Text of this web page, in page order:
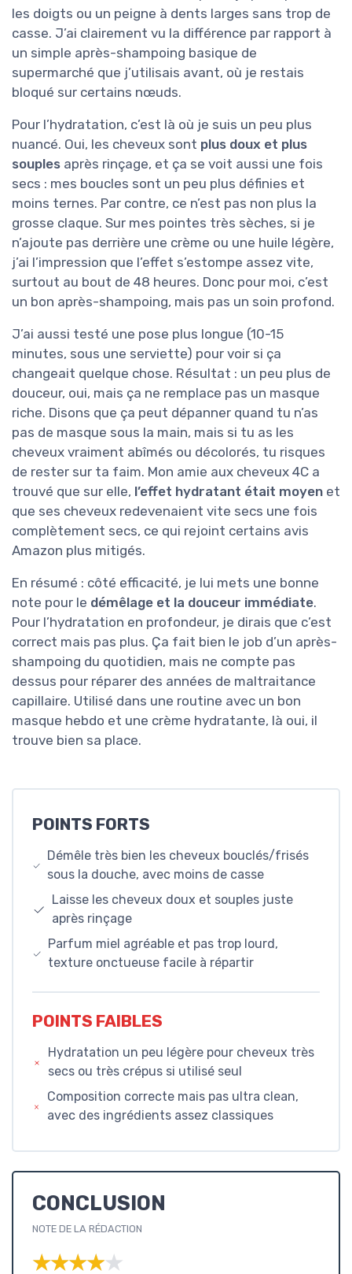
les doigts ou un peigne à dents larges sans trop de
casse. J’ai clairement vu la différence par rapport à
un simple après-shampoing basique de
supermarché que j’utilisais avant, où je restais
bloqué sur certains nœuds.
Pour l’hydratation, c’est là où je suis un peu plus
nuancé. Oui, les cheveux sont plus doux et plus
souples après rinçage, et ça se voit aussi une fois
secs : mes boucles sont un peu plus définies et
moins ternes. Par contre, ce n’est pas non plus la
grosse claque. Sur mes pointes très sèches, si je
n’ajoute pas derrière une crème ou une huile légère,
j’ai l’impression que l’effet s’estompe assez vite,
surtout au bout de 48 heures. Donc pour moi, c’est
un bon après-shampoing, mais pas un soin profond.
J’ai aussi testé une pose plus longue (10-15
minutes, sous une serviette) pour voir si ça
changeait quelque chose. Résultat : un peu plus de
douceur, oui, mais ça ne remplace pas un masque
riche. Disons que ça peut dépanner quand tu n’as
pas de masque sous la main, mais si tu as les
cheveux vraiment abîmés ou décolorés, tu risques
de rester sur ta faim. Mon amie aux cheveux 4C a
trouvé que sur elle, l’effet hydratant était moyen et
que ses cheveux redevenaient vite secs une fois
complètement secs, ce qui rejoint certains avis
Amazon plus mitigés.
En résumé : côté efficacité, je lui mets une bonne
note pour le démêlage et la douceur immédiate.
Pour l’hydratation en profondeur, je dirais que c’est
correct mais pas plus. Ça fait bien le job d’un après-
shampoing du quotidien, mais ne compte pas
dessus pour réparer des années de maltraitance
capillaire. Utilisé dans une routine avec un bon
masque hebdo et une crème hydratante, là oui, il
trouve bien sa place.
POINTS FORTS
Démêle très bien les cheveux bouclés/frisés
sous la douche, avec moins de casse
Laisse les cheveux doux et souples juste
après rinçage
Parfum miel agréable et pas trop lourd,
texture onctueuse facile à répartir
POINTS FAIBLES
Hydratation un peu légère pour cheveux très
secs ou très crépus si utilisé seul
Composition correcte mais pas ultra clean,
avec des ingrédients assez classiques
CONCLUSION
NOTE DE LA RÉDACTION
★★★★★
★★★★★